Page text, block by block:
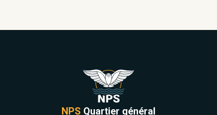
NPS Quartier général